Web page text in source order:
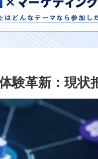
験革新：現状